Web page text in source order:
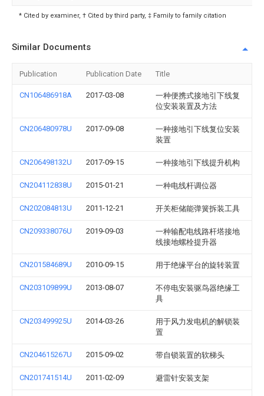
* Cited by examiner, † Cited by third party, ‡ Family to family citation
Similar Documents
Publication Publication Date Title
CN106486918A 2017-03-08
一种便携式接地引下线复
位安装装置及方法
CN206480978U 2017-09-08
一种接地引下线复位安装
装置
CN206498132U 2017-09-15 一种接地引下线提升机构
CN204112838U 2015-01-21 一种电线杆调位器
CN202084813U 2011-12-21 开关柜储能弹簧拆装工具
CN209338076U 2019-09-03
一种输配电线路杆塔接地
线接地螺栓提升器
CN201584689U 2010-09-15 用于绝缘平台的旋转装置
CN203109899U 2013-08-07
不停电安装驱鸟器绝缘工
具
CN203499925U 2014-03-26
用于风力发电机的解锁装
置
CN204615267U 2015-09-02 带自锁装置的软梯头
CN201741514U 2011-02-09 避雷针安装支架